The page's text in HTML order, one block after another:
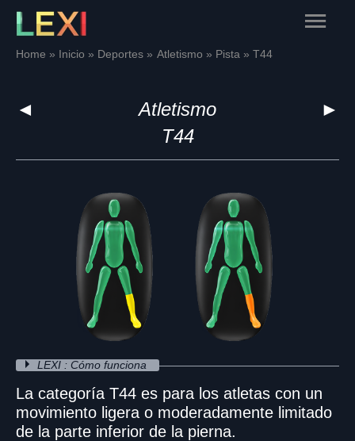
Skip
content
Main
Home Inicio Deportes Atletismo Pista T44
◄ ►
Atletismo
T44
LEXI : Cómo funciona
La categoría T44 es para los atletas con un
movimiento ligera o moderadamente limitado
de la parte inferior de la pierna.